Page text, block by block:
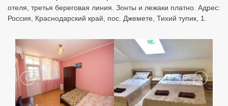
отеля, третья береговая линия. Зонты и лежаки платно. Адрес:
Россия, Краснодарский край, пос. Джемете, Тихий тупик, 1.